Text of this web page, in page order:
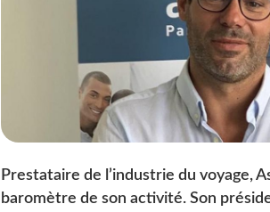
Prestataire de l’industrie du voyage,
baromètre de son activité. Son